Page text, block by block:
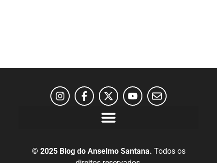
© 2025 Blog do Anselmo Santana. Todos os